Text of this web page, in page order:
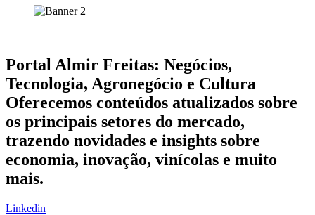
Portal Almir Freitas: Negócios,
Tecnologia, Agronegócio e Cultura
Oferecemos conteúdos atualizados sobre
os principais setores do mercado,
trazendo novidades e insights sobre
economia, inovação, vinícolas e muito
mais.
Linkedin